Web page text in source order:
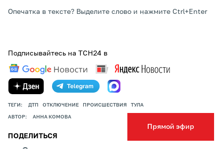
Прямой эфир
Опечатка в тексте? Выделите слово и нажмите Ctrl+Enter
Подписывайтесь на ТСН24 в
ТЕГИ: ДТП ОТКЛЮЧЕНИЕ ПРОИСШЕСТВИЯ ТУЛА
АВТОР: АННА КОМОВА
ПОДЕЛИТЬСЯ